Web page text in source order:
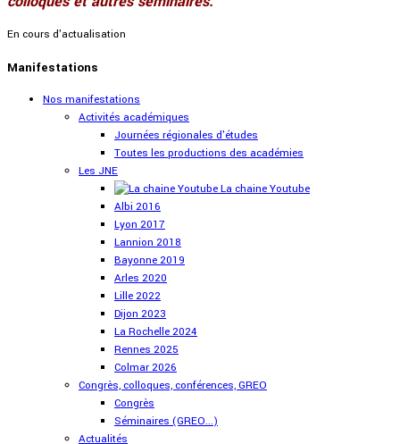
En cours d'actualisation
Manifestations
Nos manifestations
Activités académiques
Journées régionales d'études
Toutes les productions des académies
Les JNE
La chaine Youtube
Albi 2016
Lyon 2017
Lannion 2018
Bayonne 2019
Arles 2020
Lille 2022
Dijon 2023
La Rochelle 2024
Rennes 2025
Colmar 2026
Congrès, colloques, conférences, GREO
Congrès
Séminaires (GREO...)
Actualités